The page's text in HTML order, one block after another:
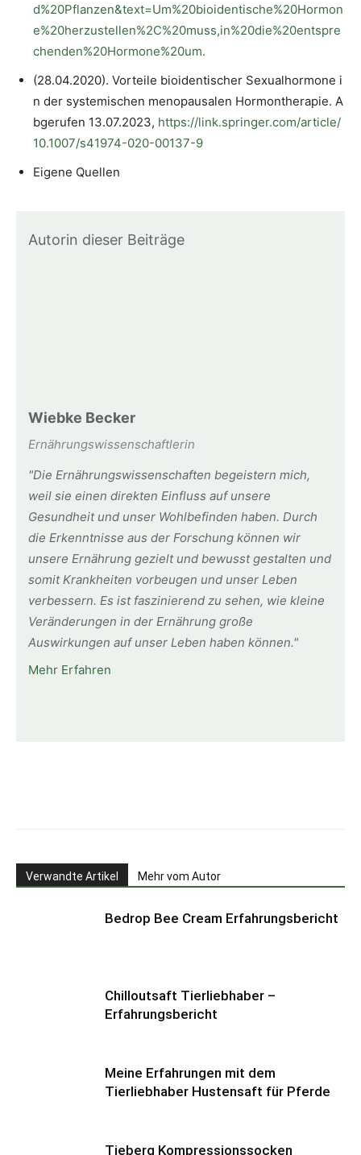
d%20Pflanzen&text=Um%20bioidentische%20Hormon
e%20herzustellen%2C%20muss,in%20die%20entspre
chenden%20Hormone%20um.
(28.04.2020). Vorteile bioidentischer Sexualhormone i
n der systemischen menopausalen Hormontherapie. A
bgerufen 13.07.2023, https://link.springer.com/article/
10.1007/s41974-020-00137-9
Eigene Quellen
Autorin dieser Beiträge
Wiebke Becker
Ernährungswissenschaftlerin
"Die Ernährungswissenschaften begeistern mich,
weil sie einen direkten Einfluss auf unsere
Gesundheit und unser Wohlbefinden haben. Durch
die Erkenntnisse aus der Forschung können wir
unsere Ernährung gezielt und bewusst gestalten und
somit Krankheiten vorbeugen und unser Leben
verbessern. Es ist faszinierend zu sehen, wie kleine
Veränderungen in der Ernährung große
Auswirkungen auf unser Leben haben können."
Mehr Erfahren
Verwandte Artikel Mehr vom Autor
Bedrop Bee Cream Erfahrungsbericht
Chilloutsaft Tierliebhaber –
Erfahrungsbericht
Meine Erfahrungen mit dem
Tierliebhaber Hustensaft für Pferde
Tieberg Kompressionssocken